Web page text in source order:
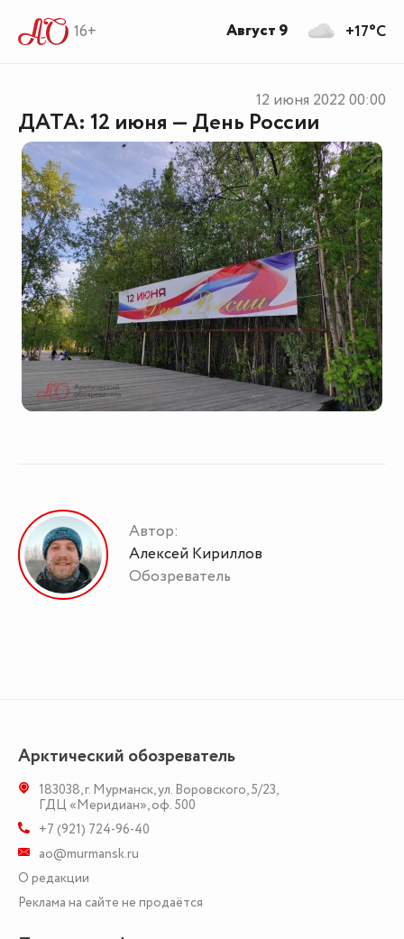
16+
ДАТА: 12 июня — День России
12 июня 2022 00:00
Автор:
Алексей Кириллов
Обозреватель
Арктический обозреватель
183038,г. Мурманск,ул. Воровского, 5/23,
ГДЦ «Меридиан», оф. 500
+7 (921) 724-96-40
ao@murmansk.ru
О редакции
Реклама на сайте не продаётся
+17°C
Август 9